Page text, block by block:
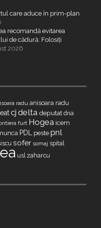
care aduce în prim-plan
recomandă evitarea
de cădură: Folosiți
2026
radu anisoara radu
cj delta deputat dna
furt Hogea icem
PDL peste pnl
sofer somaj spital
usl zaharcu